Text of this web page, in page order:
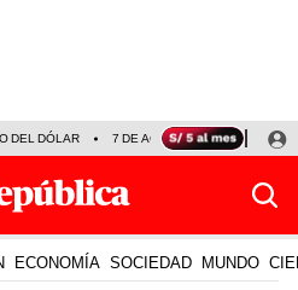
DEL DÓLAR 7 DE AGOSTO OLLANTA
ECONOMÍA SOCIEDAD MUNDO